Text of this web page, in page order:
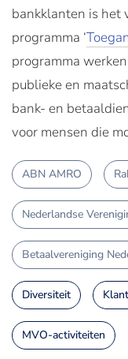
bankklanten is het
programma ‘
programma
publieke en
bank- en
voor mensen die
ABN AMRO
Nederlandse
Betaalvereniging
Diversiteit
MVO-activiteiten